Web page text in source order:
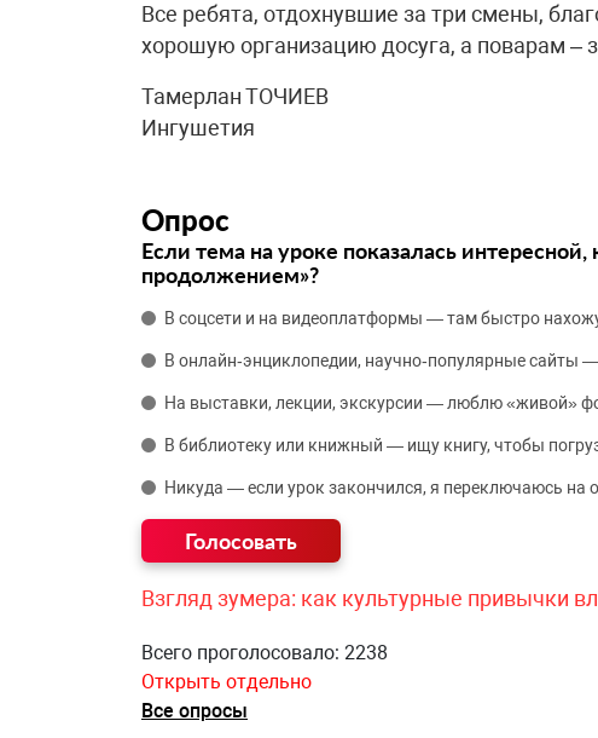
Все ребята, отдохнувшие за три смены,
хорошую организацию досуга, а поварам –
Тамерлан ТОЧИЕВ
Ингушетия
Опрос
Если тема на уроке показалась
продолжением»?
В соцсети и на видеоплатформы — там быстро
В онлайн‑энциклопедии, научно‑популярные
На выставки, лекции, экскурсии — люблю «живой»
В библиотеку или книжный — ищу книгу, чтобы
Никуда — если урок закончился, я переключаюсь на
Взгляд зумера: как культурные привычки
Всего проголосовало: 2238
Открыть отдельно
Все опросы